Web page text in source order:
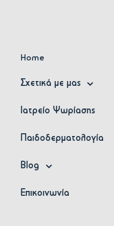
Home
Σχετικά με μας
Ιατρείο Ψωρίασης
Παιδοδερματολογία
Blog
Επικοινωνία